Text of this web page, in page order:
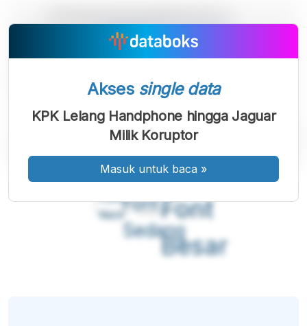
Font
Kecil
Font
Sedang
Font
Besar
Akses single data
KPK Lelang Handphone hingga Jaguar
Milik Koruptor
Masuk untuk baca »